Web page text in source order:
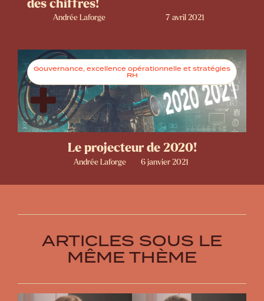
des chiffres!
Andrée Laforge 7 avril 2021
Gouvernance, excellence opérationnelle et stratégies
RH
Le projecteur de 2020!
Andrée Laforge 6 janvier 2021
ARTICLES SOUS LE
MÊME THÈME